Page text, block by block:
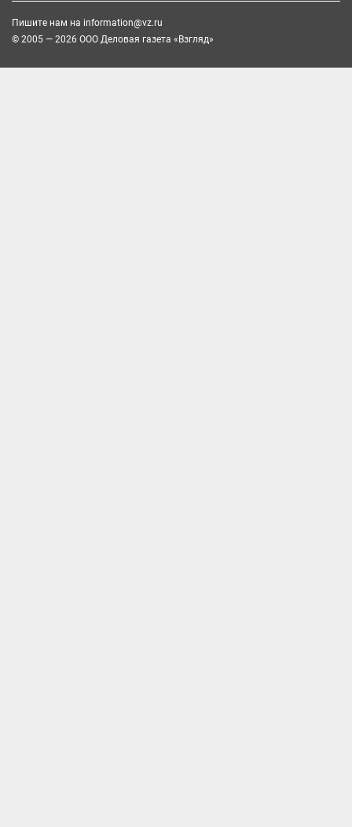
Пишите нам на information@vz.ru
© 2005 — 2026 ООО Деловая газета «Взгляд»